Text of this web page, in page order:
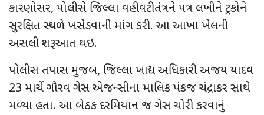
કારણોસર, પોલીસે જિલ્લા વહીવટીતંત્રને પત્ર લખીને ટ્રકોને
સુરક્ષિત સ્થળે ખસેડવાની માંગ કરી. આ આખા ખેલની
અસલી શરૂઆત થઇ.
પોલીસ તપાસ મુજબ, જિલ્લા ખાદ્ય અધિકારી અજય યાદવ
23 માર્ચે ગૌરવ ગેસ એજન્સીના માલિક પંકજ ચંદ્રાકર સાથે
મળ્યા હતા. આ બેઠક દરમિયાન જ ગેસ ચોરી કરવાનું